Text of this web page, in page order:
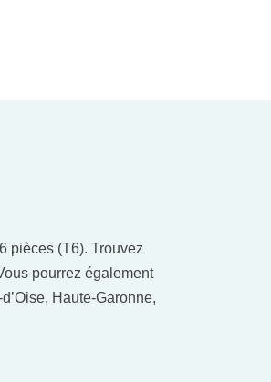
pièces (T6). Trouvez
pourrez également
Haute-Garonne,